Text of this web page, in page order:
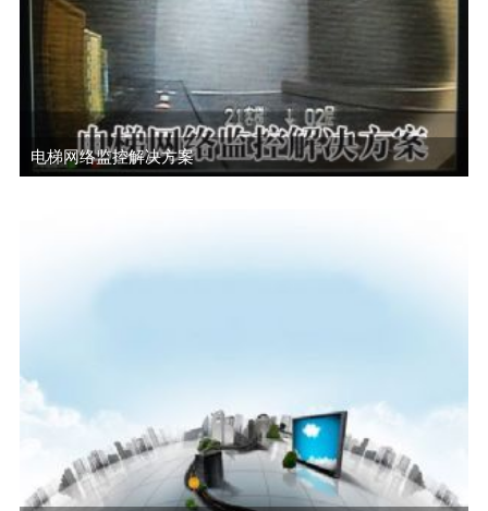
电梯网络监控解决方案